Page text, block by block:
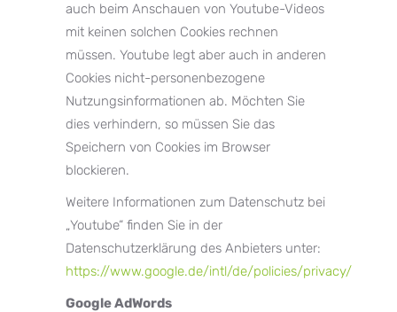
auch beim Anschauen von Youtube-Videos
mit keinen solchen Cookies rechnen
müssen. Youtube legt aber auch in anderen
Cookies nicht-personenbezogene
Nutzungsinformationen ab. Möchten Sie
dies verhindern, so müssen Sie das
Speichern von Cookies im Browser
blockieren.
Weitere Informationen zum Datenschutz bei
„Youtube“ finden Sie in der
Datenschutzerklärung des Anbieters unter:
https://www.google.de/intl/de/policies/privacy/
Google AdWords